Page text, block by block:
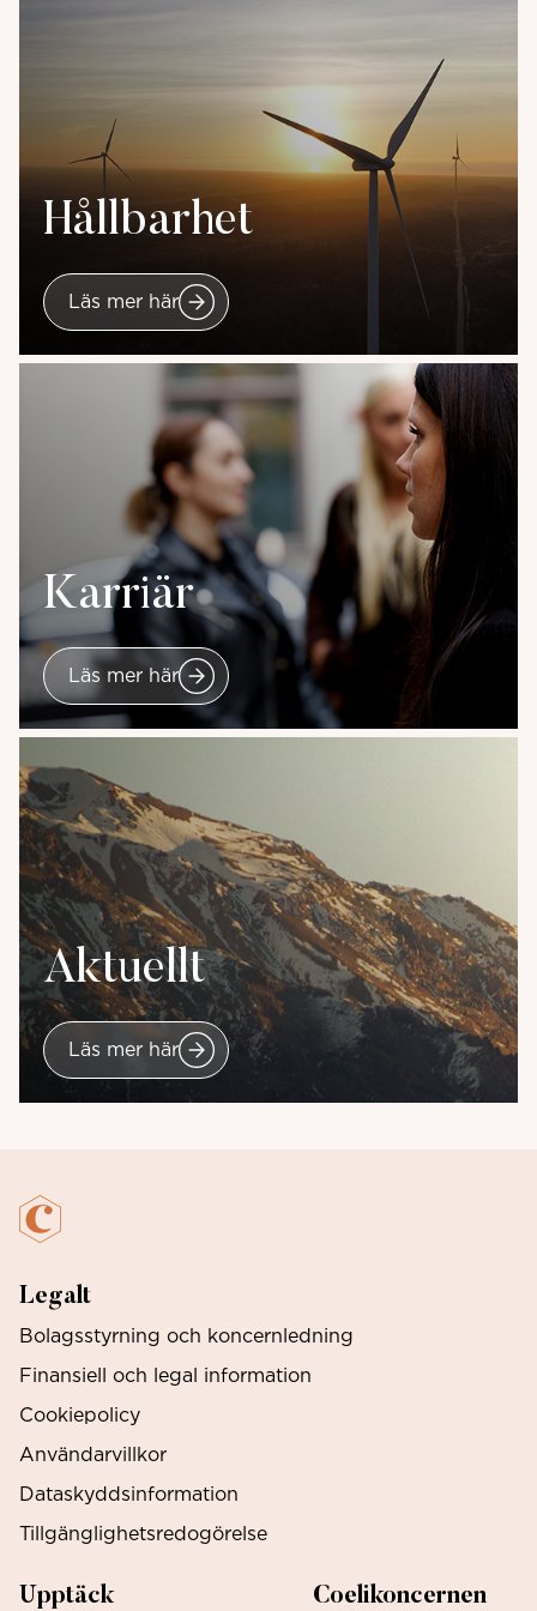
Hållbarhet
Läs mer här
Karriär
Läs mer här
Aktuellt
Läs mer här
Legalt
Bolagsstyrning och koncernledning
Finansiell och legal information
Cookiepolicy
Användarvillkor
Dataskyddsinformation
Tillgänglighetsredogörelse
Upptäck Coelikoncernen